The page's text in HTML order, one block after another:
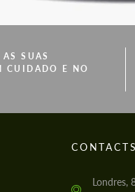
SUAS
CUIDADO E NO
Londres,